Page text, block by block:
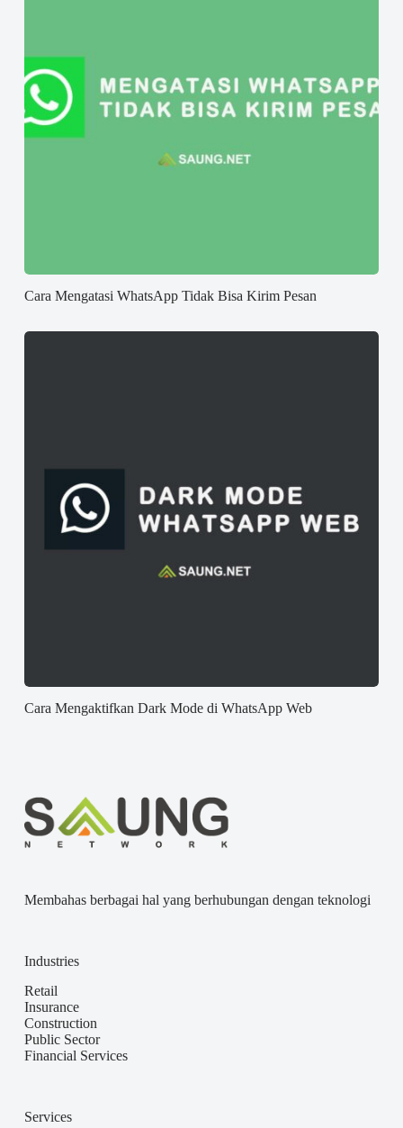
Cara Mengatasi WhatsApp Tidak Bisa Kirim Pesan
Cara Mengaktifkan Dark Mode di WhatsApp Web
Membahas berbagai hal yang berhubungan dengan teknologi
Industries
Retail
Insurance
Construction
Public Sector
Financial Services
Services